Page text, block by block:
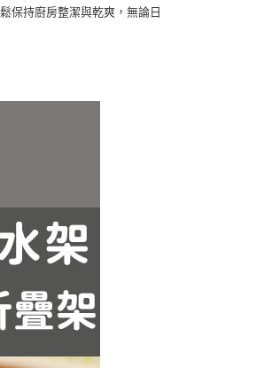
保持廚房整潔與乾爽，無論日